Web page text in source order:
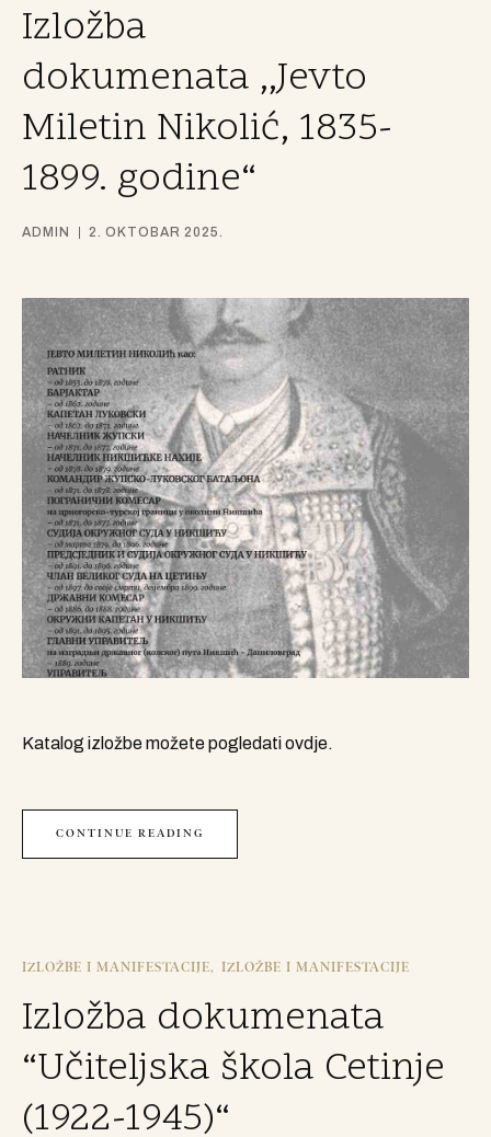
Izložba
dokumenata ,,Jevto
Miletin Nikolić, 1835-
1899. godine“
ADMIN 2. OKTOBAR 2025.
Katalog izložbe možete pogledati ovdje.
CONTINUE READING
IZLOŽBE I MANIFESTACIJE IZLOŽBE I MANIFESTACIJE
Izložba dokumenata
“Učiteljska škola Cetinje
(1922-1945)“